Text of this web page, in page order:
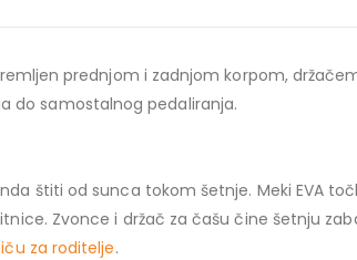
prednjom i zadnjom korpom,
do samostalnog pedaliranja.
štiti od sunca tokom šetnje. Meki EVA
Zvonce i držač za čašu čine šetnju
za roditelje.